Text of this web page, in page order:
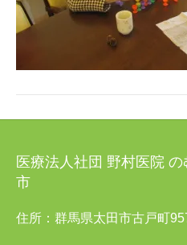
医療法人社団 野村医院
市
住所：群馬県太田市古戸町